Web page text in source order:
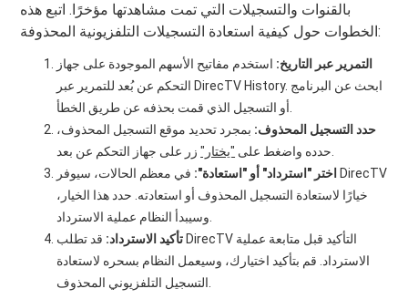
بالقنوات والتسجيلات التي تمت مشاهدتها مؤخرًا. اتبع هذه
الخطوات حول كيفية استعادة التسجيلات التلفزيونية المحذوفة:
التمرير عبر التاريخ: استخدم مفاتيح الأسهم الموجودة على جهاز
التحكم عن بُعد للتمرير عبر DirecTV History. ابحث عن البرنامج
حدد التسجيل المحذوف: بمجرد تحديد موقع التسجيل المحذوف،
حدده واضغط على "يختار"
اختر "استرداد" أو "استعادة": في معظم الحالات، سيوفر DirecTV
خيارًا لاستعادة التسجيل المحذوف أو استعادته. حدد هذا الخيار،
تأكيد الاسترداد: قد تطلب DirecTV التأكيد قبل متابعة عملية
الاسترداد. قم بتأكيد اختيارك، وسيعمل النظام بسحره لاستعادة